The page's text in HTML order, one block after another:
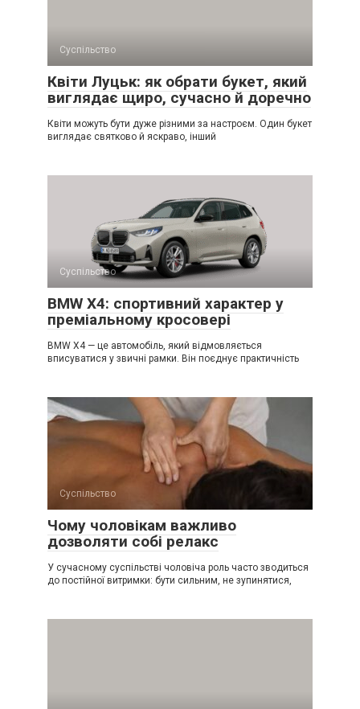
Суспільство
Квіти Луцьк: як обрати букет, який
виглядає щиро, сучасно й доречно
Квіти можуть бути дуже різними за настроєм. Один букет
виглядає святково й яскраво, інший
Суспільство
BMW X4: спортивний характер у
преміальному кросовері
BMW X4 — це автомобіль, який відмовляється
вписуватися у звичні рамки. Він поєднує практичність
Суспільство
Чому чоловікам важливо
дозволяти собі релакс
У сучасному суспільстві чоловіча роль часто зводиться
до постійної витримки: бути сильним, не зупинятися,